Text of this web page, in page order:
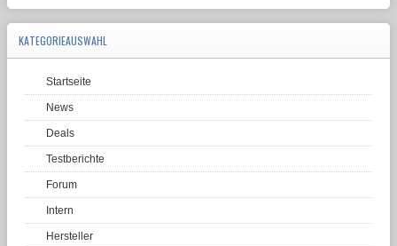
KATEGORIEAUSWAHL
Startseite
News
Deals
Testberichte
Forum
Intern
Hersteller